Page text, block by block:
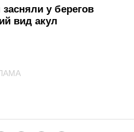
у берегов
вид акул